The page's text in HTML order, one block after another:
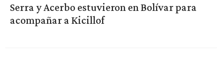
Serra y Acerbo estuvieron en Bolívar para
acompañar a Kicillof